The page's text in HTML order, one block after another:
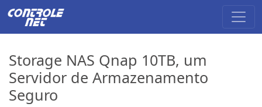
Storage NAS Qnap 10TB, um
Servidor de Armazenamento
Seguro